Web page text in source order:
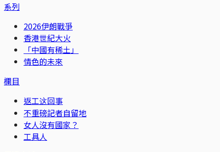
系列
2026伊朗戰爭
香港世紀大火
「中國有稀土」
情色的未來
欄目
返工这回事
不重磅記者自留地
女人沒有國家？
工具人